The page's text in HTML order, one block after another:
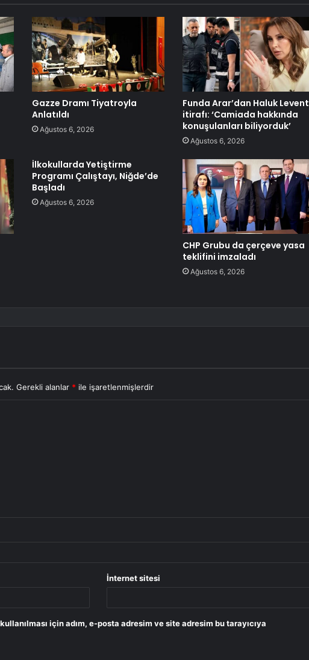
Gazze Dramı Tiyatroyla
Anlatıldı
Ağustos 6, 2026
Funda Arar’dan Haluk Levent
itirafı: ‘Camiada hakkında
konuşulanları biliyorduk’
Ağustos 6, 2026
İlkokullarda Yetiştirme
Programı Çalıştayı, Niğde’de
Başladı
Ağustos 6, 2026
CHP Grubu da çerçeve yasa
teklifini imzaladı
Ağustos 6, 2026
Gerekli alanlar * ile işaretlenmişlerdir
İnternet sitesi
için adım, e-posta adresim ve site adresim bu tarayıcıya